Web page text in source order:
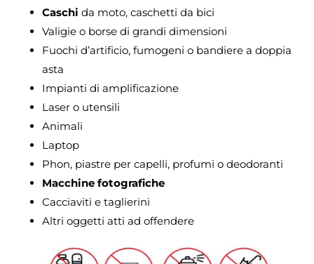
Caschi da moto, caschetti da bici
Valigie o borse di grandi dimensioni
Fuochi d’artificio, fumogeni o bandiere a doppia
asta
Impianti di amplificazione
Laser o utensili
Animali
Laptop
Phon, piastre per capelli, profumi o deodoranti
Macchine fotografiche
Cacciaviti e taglierini
Altri oggetti atti ad offendere